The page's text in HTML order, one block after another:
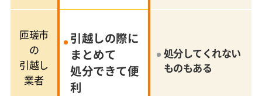
匝瑳市
の
引越し
業者
引越しの際に
まとめて
処分できて便
利
処分してくれない
ものもある